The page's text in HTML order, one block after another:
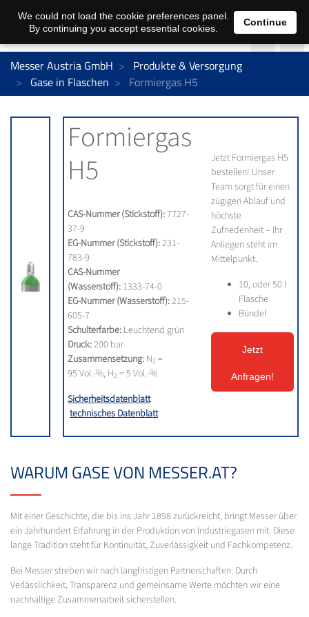
Messer Austria GmbH
Produkte & Versorgung
Gase in Flaschen
Formiergas H5
Formiergas
H5
CAS-Nummer (Stickstoff):7727-
37-9
EG-Nummer (Stickstoff):231-
783-9
CAS-Nummer
(Wasserstoff): 1333-74-0
EG-Nummer (Wasserstoff):215-
605-7
Schulterfarbe: Leuchtend grün
Druck:200 bar
Zusammensetzung: N2 =
95 Vol.-%, H2 = 5 Vol.-%
Sicherheitsdatenblatt
technisches Datenblatt
Jetzt Formiergas H5
bestellen! Unser
Team sorgt für einen
zügigen Ablauf und
höchste
Zufriedenheit – Ihr
Anliegen steht im
Mittelpunkt.
10, oder 50 l
Flasche
Bündel
Jetzt
Anfragen!
WARUM GASE VON MESSER.AT?
Mit einer Geschichte, die bis ins Jahr 1898 zurückreicht, bringt Messer über
ein Jahrhundert Erfahrung in der Produktion von Industriegasen mit. Diese
lange Tradition steht für Kontinuität, Zuverlässigkeit und Fachkompetenz.
Bei Messer streben wir nach langfristigen Partnerschaften. Durch
Verlässlichkeit, Transparenz und gemeinsame Werte möchten wir eine
nachhaltige Zusammenarbeit sicherstellen.
We could not load the cookie preferences panel.
By continuing you accept essential cookies.
Continue